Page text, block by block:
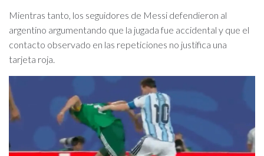
Mientras tanto, los seguidores de Messi defendieron al
argentino argumentando que la jugada fue accidental y que el
contacto observado en las repeticiones no justifica una
tarjeta roja.